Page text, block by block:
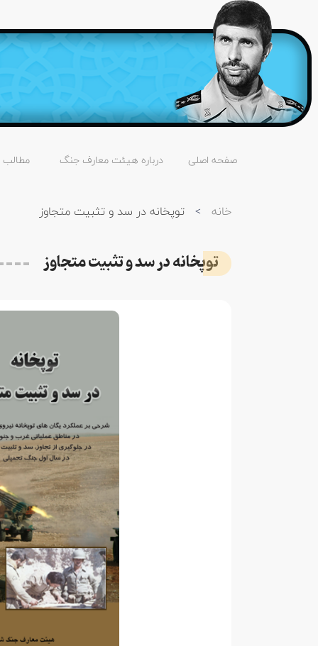
صفحه اصلی درباره هیئت معارف جنگ مطالب
خانه > توپخانه در سد و تثبیت متجاوز
توپخانه در سد و تثبیت متجاوز